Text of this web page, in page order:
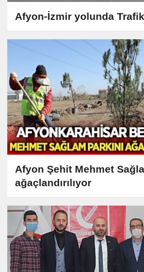
Afyon-İzmir yolunda Trafik
Afyon Şehit Mehmet
ağaçlandırılıyor